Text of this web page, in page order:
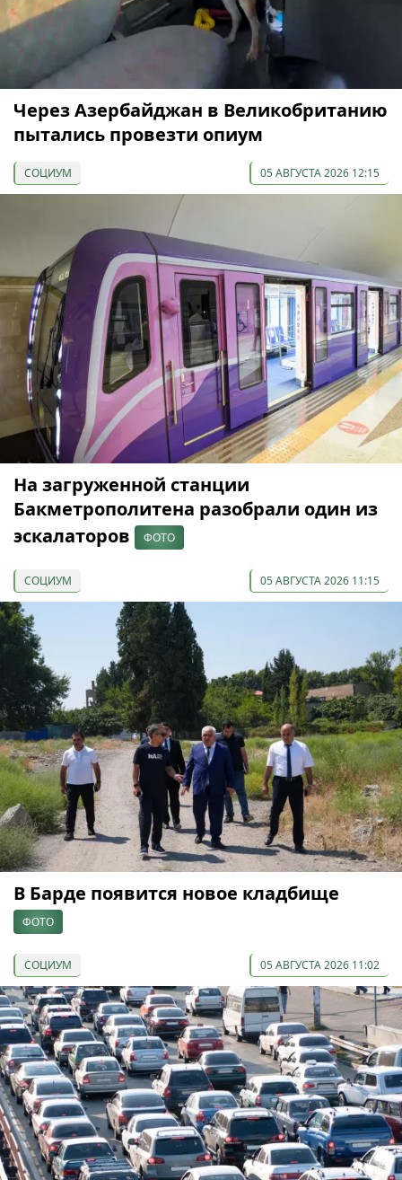
Через Азербайджан в Великобританию
пытались провезти опиум
СОЦИУМ 05 АВГУСТА 2026 12:15
На загруженной станции
Бакметрополитена разобрали один из
эскалаторов
ФОТО
СОЦИУМ 05 АВГУСТА 2026 11:15
В Барде появится новое кладбище
ФОТО
СОЦИУМ 05 АВГУСТА 2026 11:02